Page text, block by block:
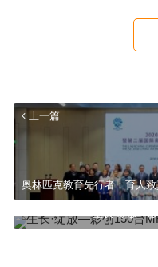
上一篇
奥林匹克教育先行者：育人
生长·绽放—